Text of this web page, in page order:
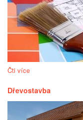
Čti více
Dřevostavba